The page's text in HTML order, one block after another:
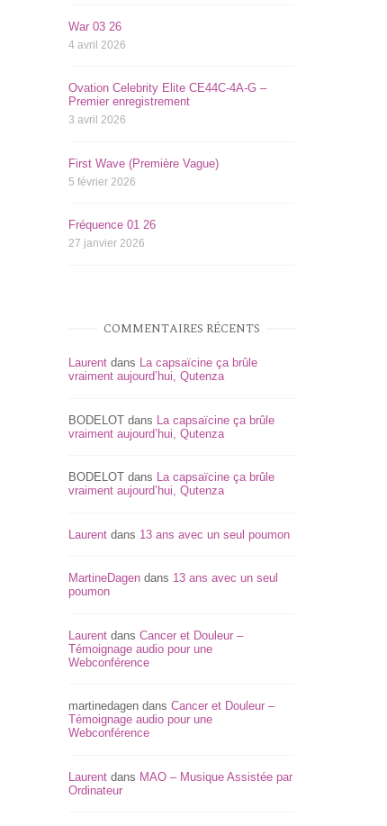
War 03 26
4 avril 2026
Ovation Celebrity Elite CE44C-4A-G –
Premier enregistrement
3 avril 2026
First Wave (Première Vague)
5 février 2026
Fréquence 01 26
27 janvier 2026
COMMENTAIRES RÉCENTS
Laurent dans La capsaïcine ça brûle
vraiment aujourd’hui, Qutenza
BODELOT dans
La capsaïcine ça brûle
vraiment aujourd’hui, Qutenza
BODELOT dans La capsaïcine ça brûle
vraiment aujourd’hui, Qutenza
Laurent dans 13 ans avec un seul poumon
MartineDagen dans 13 ans avec un seul
poumon
Laurent dans Cancer et Douleur –
Témoignage audio pour une
Webconférence
martinedagen dans Cancer et Douleur –
Témoignage audio pour une
Webconférence
Laurent dans MAO – Musique Assistée par
Ordinateur